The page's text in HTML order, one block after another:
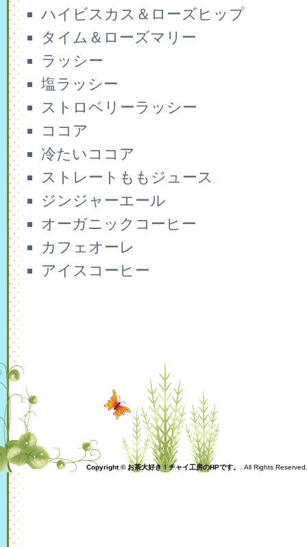
ハイビスカス＆ローズヒップ
タイム＆ローズマリー
ラッシー
塩ラッシー
ストロベリーラッシー
ココア
冷たいココア
ストレートももジュース
ジンジャーエール
オーガニックコーヒー
カフェオーレ
アイスコーヒー
Copyright © お茶大好き！チャイ工房のHPです。 . All Rights